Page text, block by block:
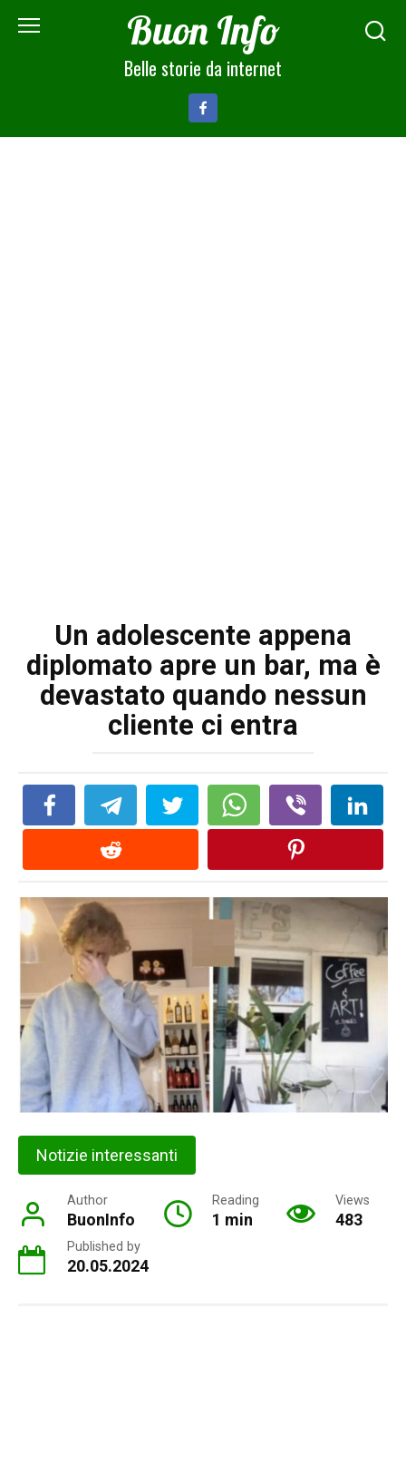
Buon Info
Belle storie da internet
Un adolescente appena
diplomato apre un bar, ma è
devastato quando nessun
cliente ci entra
Notizie interessanti
Author
BuonInfo
Reading
1 min
Views
483
Published by
20.05.2024